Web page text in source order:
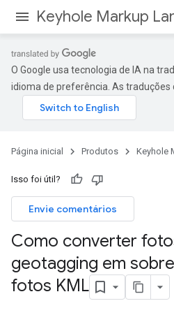
O Google usa tecnologia de IA na
idioma de preferência. As traduções
Página inicial Produtos Keyhole
Isso foi útil?
Envie comentários
Como converter
geotagging em
fotos KML